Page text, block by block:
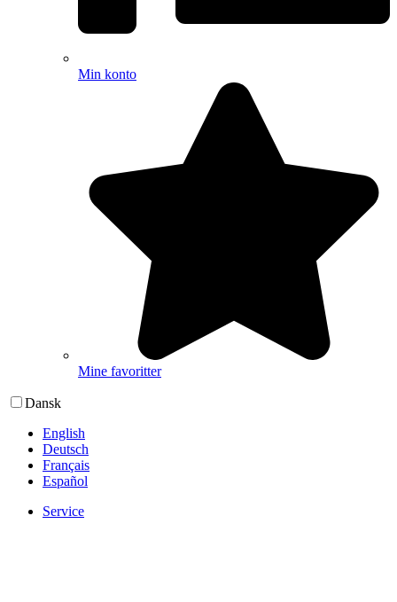
Min konto
Mine favoritter
Dansk
English
Deutsch
Français
Español
Service